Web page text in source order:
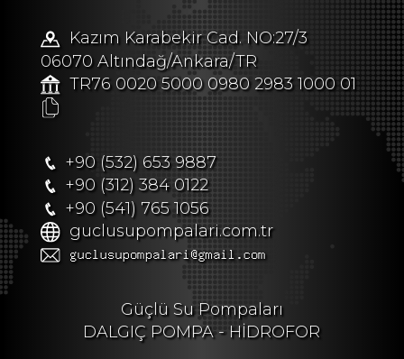
Kazım Karabekir Cad. NO:27/3
06070 Altındağ/Ankara/TR
TR76 0020 5000 0980 2983 1000 01
+90 (532) 653 9887
+90 (312) 384 0122
+90 (541) 765 1056
guclusupompalari.com.tr
Güçlü Su Pompaları
DALGIÇ POMPA - HİDROFOR